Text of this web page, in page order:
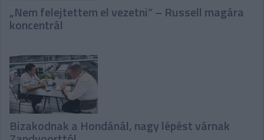
„Nem felejtettem el vezetni” – Russell magára
koncentrál
Bizakodnak a Hondánál, nagy lépést várnak